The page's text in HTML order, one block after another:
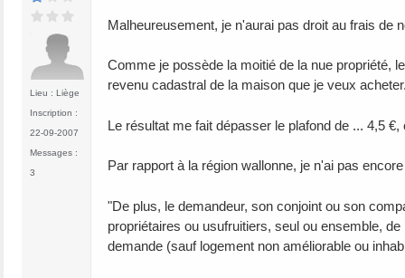
Lieu : Liège
Inscription :
22-09-2007
Messages :
3
Malheureusement, je n'aurai pas droit au frais de
Comme je possède la moitié de la nue propriété,
revenu cadastral de la maison que je veux
Le résultat me fait dépasser le plafond de ... 4,5
Par rapport à la région wallonne, je n'ai pas
"De plus, le demandeur, son conjoint ou son
propriétaires ou usufruitiers, seul ou ensemble,
demande (sauf logement non améliorable ou